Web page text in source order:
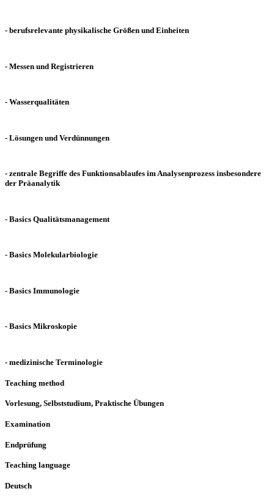
- berufsrelevante physikalische Größen und Einheiten
- Messen und Registrieren
- Wasserqualitäten
- Lösungen und Verdünnungen
- zentrale Begriffe des Funktionsablaufes im Analysenprozess insbesondere
der Präanalytik
- Basics Qualitätsmanagement
- Basics Molekularbiologie
- Basics Immunologie
- Basics Mikroskopie
- medizinische Terminologie
Teaching method
Vorlesung, Selbststudium, Praktische Übungen
Examination
Endprüfung
Teaching language
Deutsch